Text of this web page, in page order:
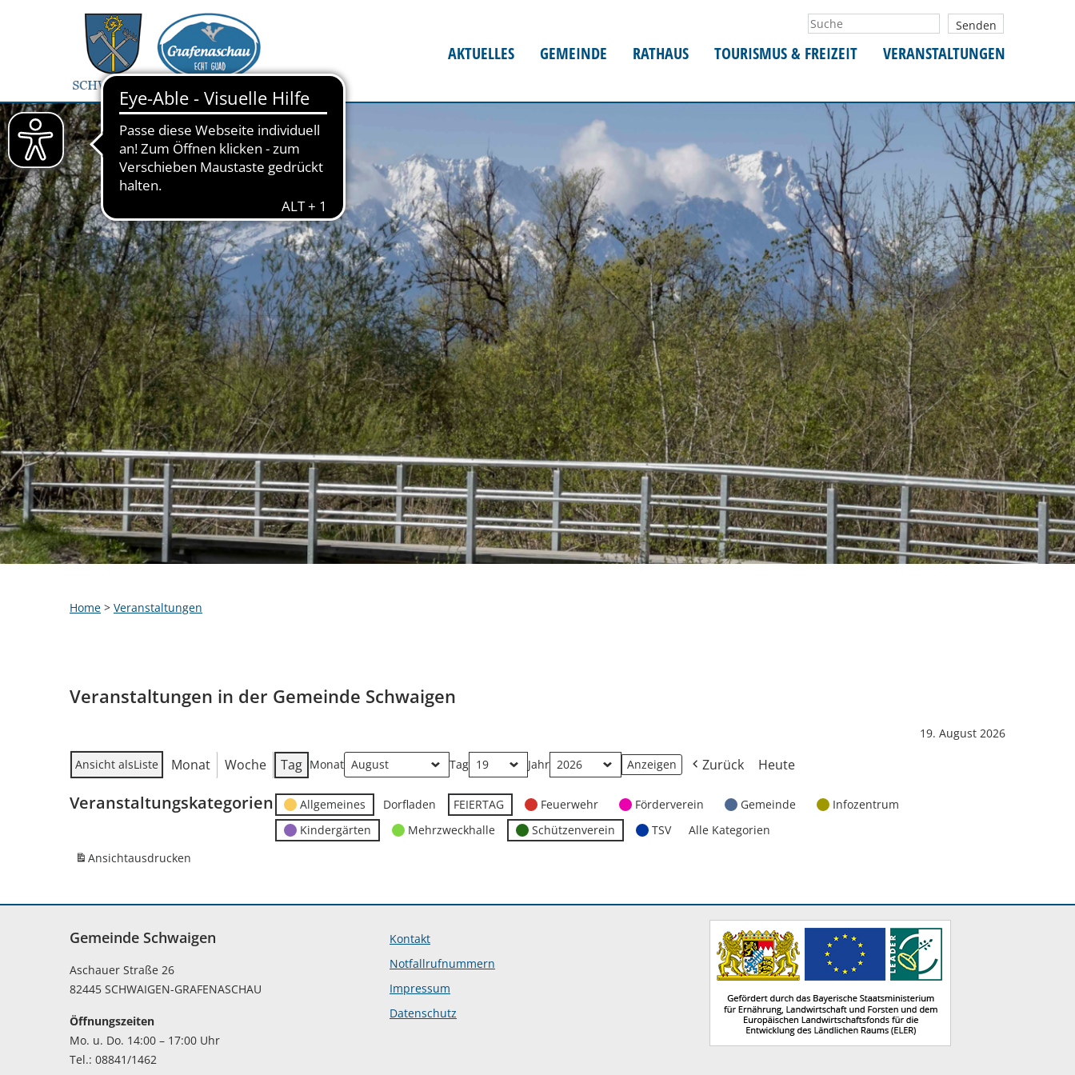
AKTUELLES GEMEINDE RATHAUS TOURISMUS & FREIZEIT VERANSTALTUNGEN
Home > Veranstaltungen
Veranstaltungen in der Gemeinde Schwaigen
19. August 2026
Ansicht alsListe Monat Woche Tag Monat Tag Jahr Zurück Heute
Veranstaltungskategorien Allgemeines Dorfladen FEIERTAG Feuerwehr Förderverein Gemeinde
Infozentrum
Kindergärten
Mehrzweckhalle Schützenverein TSV
Alle Kategorien
Ansichtausdrucken
Gemeinde Schwaigen
Aschauer Straße 26
82445 SCHWAIGEN-GRAFENASCHAU
Öffnungszeiten
Mo. u. Do. 14:00 – 17:00 Uhr
Tel.: 08841/1462
Kontakt
Notfallrufnummern
Impressum
Datenschutz